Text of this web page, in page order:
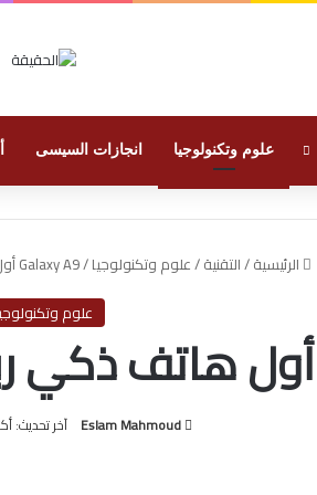
علوم وتكنولوجيا انجازات السيسى
الرئيسية/التقنية/علوم وتكنولوجيا/Galaxy A9 أول هاتف ذكي رباعي الكاميرا في العالم
علوم
Eslam Mahmoud آخر تحديث: أكتوبر